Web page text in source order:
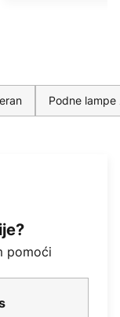
Podne lampe
pomoći